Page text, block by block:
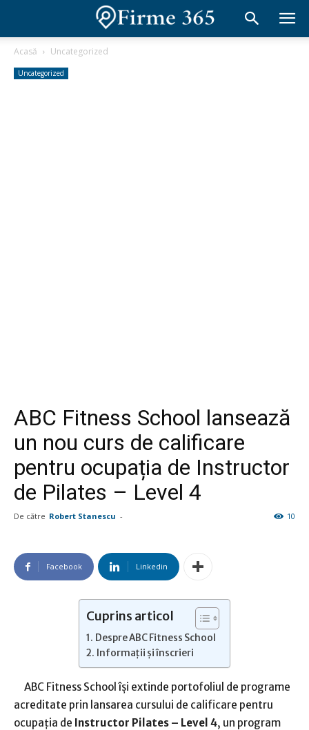
Acasă Uncategorized
Uncategorized
ABC Fitness School lansează
un nou curs de calificare
pentru ocupația de Instructor
de Pilates – Level 4
De către Robert Stanescu - 10
Facebook Linkedin
Cuprins articol
Despre ABC Fitness School
Informații și înscrieri
ABC Fitness School își extinde portofoliul de programe
acreditate prin lansarea cursului de calificare pentru
ocupația de Instructor Pilates – Level 4, un program